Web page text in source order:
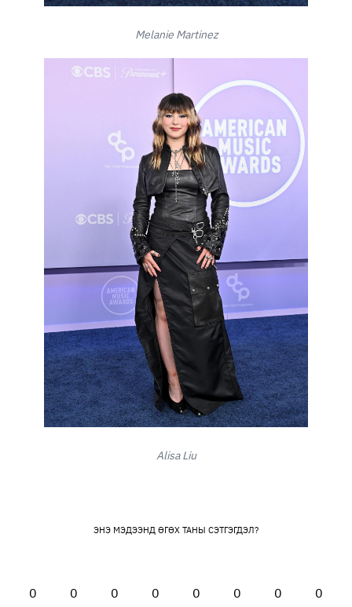
Melanie Martinez
Alisa Liu
ЭНЭ МЭДЭЭНД ӨГӨХ ТАНЫ СЭТГЭГДЭЛ?
0 0 0 0 0 0 0 0